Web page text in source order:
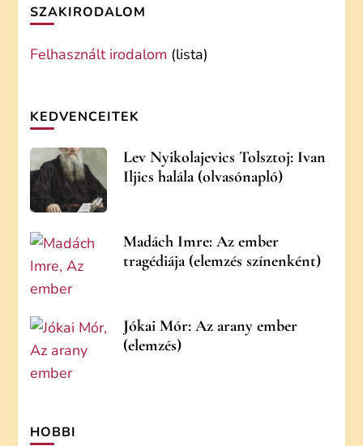
SZAKIRODALOM
Felhasznált irodalom (lista)
KEDVENCEITEK
Lev Nyikolajevics Tolsztoj: Ivan
Iljics halála (olvasónapló)
Madách Imre: Az ember
tragédiája (elemzés színenként)
Jókai Mór: Az arany ember
(elemzés)
HOBBI